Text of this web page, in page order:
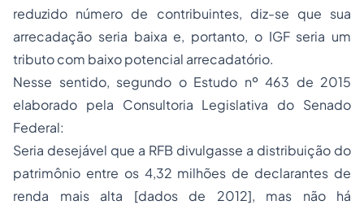
reduzido número de contribuintes, diz-se que sua
arrecadação seria baixa e, portanto, o IGF seria um
tributo com baixo potencial arrecadatório.
Nesse sentido, segundo o Estudo nº 463 de 2015
elaborado pela Consultoria Legislativa do Senado
Federal:
Seria desejável que a RFB divulgasse a distribuição do
patrimônio entre os 4,32 milhões de declarantes de
renda mais alta [dados de 2012], mas não há